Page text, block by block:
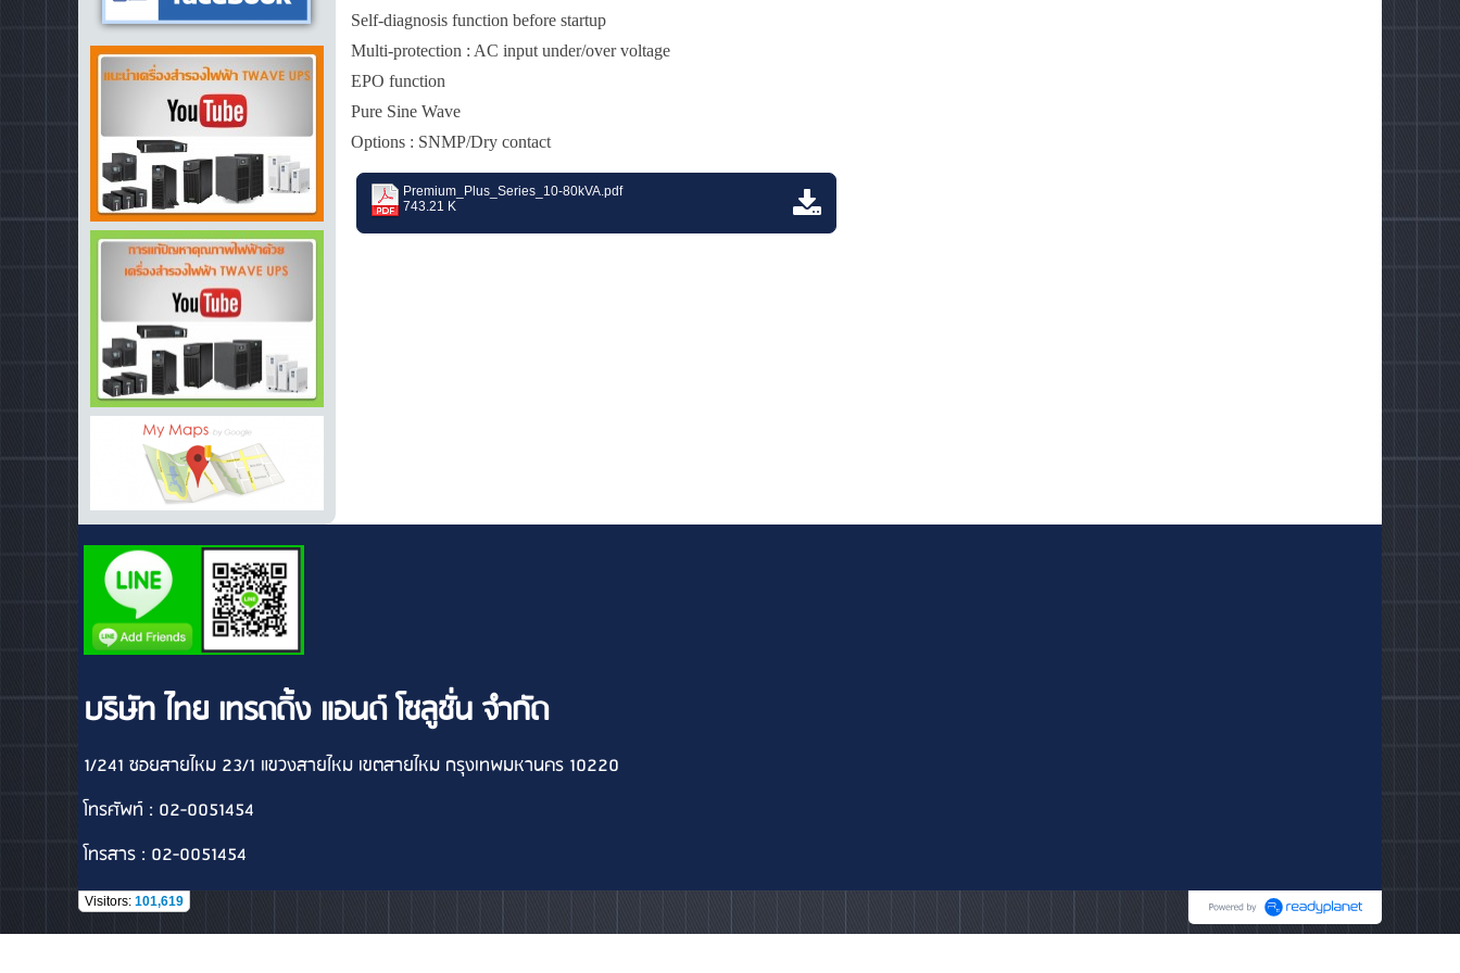
Self-diagnosis function before startup
Multi-protection : AC input under/over voltage
EPO function
Pure Sine Wave
Options : SNMP/Dry contact
Premium_Plus_Series_10-80kVA.pdf
743.21 K
บริษัท ไทย เทรดดิ้ง แอนด์ โซลูชั่น จำกัด
1/241 ซอยสายไหม 23/1 แขวงสายไหม เขตสายไหม กรุงเทพมหานคร 10220
โทรศัพท์ : 02-0051454
โทรสาร : 02-0051454
Visitors: 101,619